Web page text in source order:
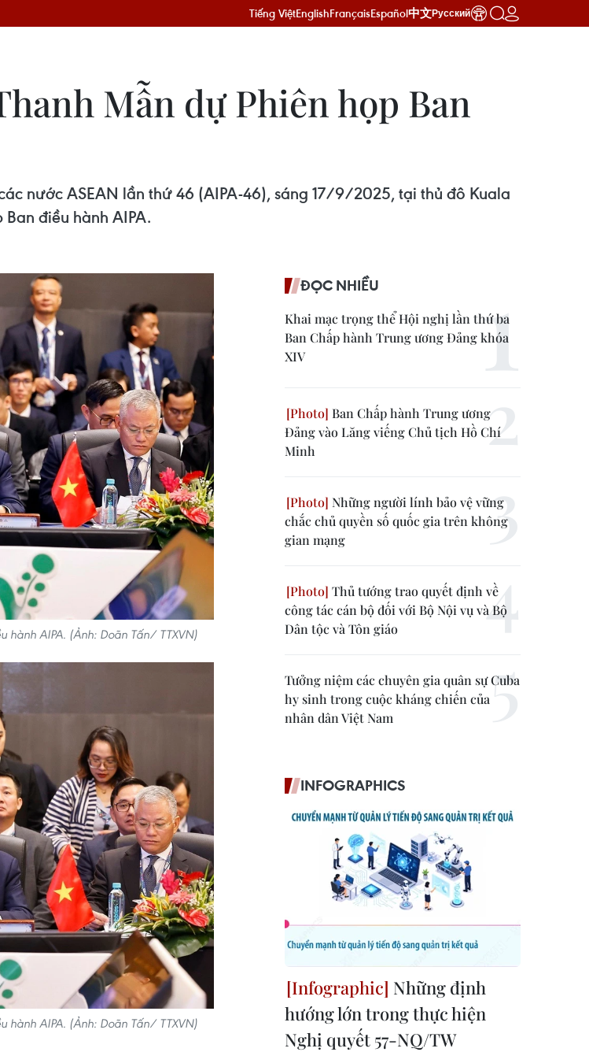
Tiếng ViệtEnglishFrançaisEspañol中文Русский
Mẫn dự Phiên họp Ban
nước ASEAN lần thứ 46 (AIPA-46), sáng 17/9/2025, tại thủ đô Kuala
điều hành AIPA.
hành AIPA. (Ảnh: Doãn Tấn/ TTXVN)
hành AIPA. (Ảnh: Doãn Tấn/ TTXVN)
ĐỌC NHIỀU
Khai mạc trọng thể Hội nghị lần thứ ba
Ban Chấp hành Trung ương Đảng khóa
XIV
Ban Chấp hành Trung ương
Đảng vào Lăng viếng Chủ tịch Hồ Chí
Minh
Những người lính bảo vệ vững
chắc chủ quyền số quốc gia trên không
gian mạng
Thủ tướng trao quyết định về
công tác cán bộ đối với Bộ Nội vụ và Bộ
Dân tộc và Tôn giáo
Tưởng niệm các chuyên gia quân sự Cuba
hy sinh trong cuộc kháng chiến của
nhân dân Việt Nam
INFOGRAPHICS
Những định
hướng lớn trong thực hiện
Nghị quyết 57-NQ/TW